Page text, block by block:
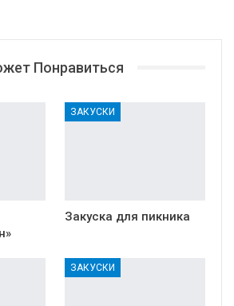
Понравиться
ЗАКУСКИ
Закуска для пикника
ЗАКУСКИ